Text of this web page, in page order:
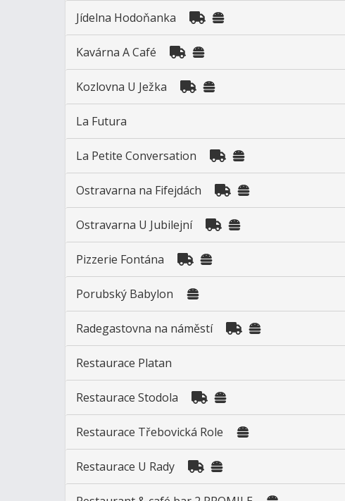
Jídelna Hodoňanka
Kavárna A Café
Kozlovna U Ježka
La Futura
La Petite Conversation
Ostravarna na Fifejdách
Ostravarna U Jubilejní
Pizzerie Fontána
Porubský Babylon
Radegastovna na náměstí
Restaurace Platan
Restaurace Stodola
Restaurace Třebovická Role
Restaurace U Rady